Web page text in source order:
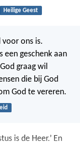
Heilige Geest
ons is.
een geschenk aan
graag wil
die bij God
God te vereren.
is de Heer.’ En